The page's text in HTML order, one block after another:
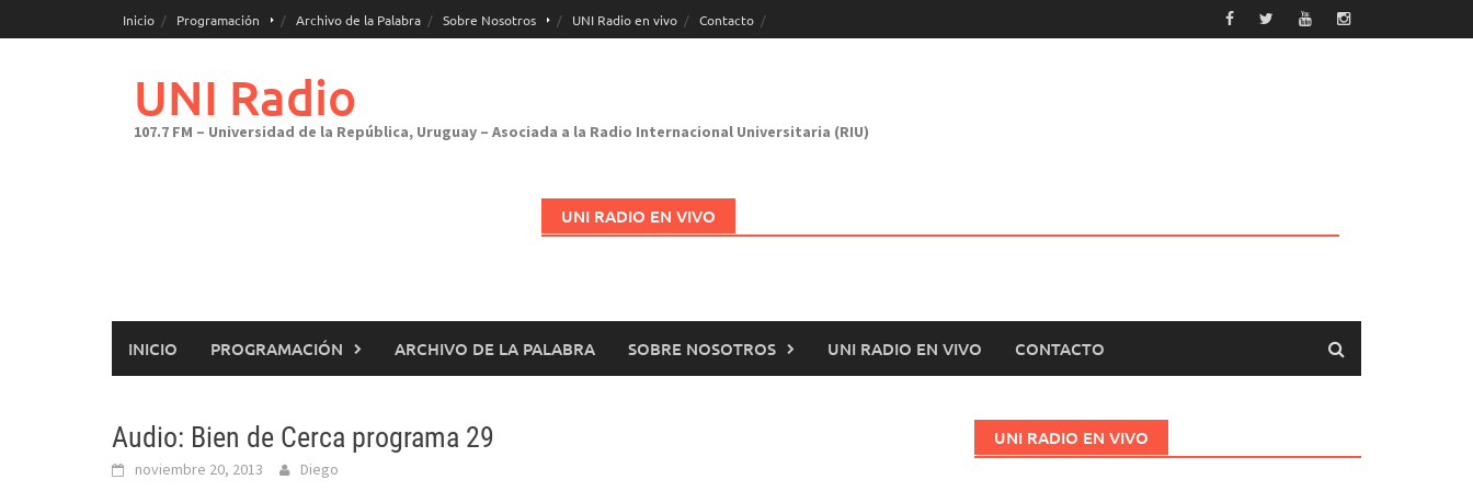
al
Inicio Programación Archivo de la Palabra Sobre Nosotros UNI Radio en vivo Contacto
UNI Radio
107.7 FM – Universidad de la República, Uruguay – Asociada a la Radio Internacional Universitaria (RIU)
UNI RADIO EN VIVO
INICIO PROGRAMACIÓN ARCHIVO DE LA PALABRA SOBRE NOSOTROS UNI RADIO EN VIVO CONTACTO
Audio: Bien de Cerca programa 29
noviembre 20, 2013 Diego
UNI RADIO EN VIVO